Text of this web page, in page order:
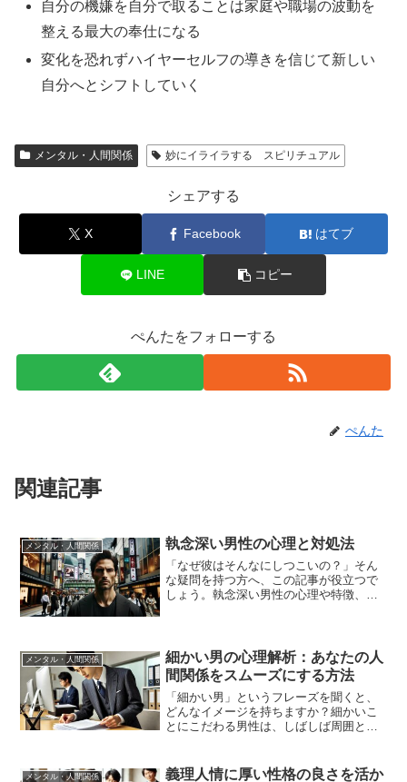
自分の機嫌を自分で取ることは家庭や職場の波動を
整える最大の奉仕になる
変化を恐れずハイヤーセルフの導きを信じて新しい
自分へとシフトしていく
メンタル・人間関係 妙にイライラする スピリチュアル
シェアする
X Facebook はてブ
LINE コピー
ぺんたをフォローする
ぺんた
関連記事
メンタル・人間関係 執念深い男性の心理と対処法
「なぜ彼はそんなにしつこいの？」そん
な疑問を持つ方へ、この記事が役立つで
しょう。執念深い男性の心理や特徴、そ
徴2. 執念深い男性...
メンタル・人間関係
細かい男の心理解析：あなたの人
間関係をスムーズにする方法
「細かい男」というフレーズを聞くと、
どんなイメージを持ちますか？細かいこ
とにこだわる男性は、しばしば周囲との
解することで、より良い人間関係を築く
メンタル・人間関係
義理人情に厚い性格の良さを活か